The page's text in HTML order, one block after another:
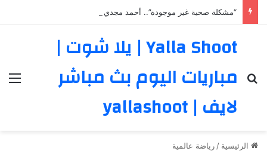
Yalla Shoot | يلا شوت |
مباريات اليوم بث مباشر
لايف | yallashoot
بحث عن
الرئيسية / رياضة عالمية